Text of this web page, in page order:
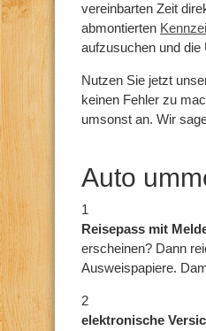
vereinbarten Zeit
abmontierten
aufzusuchen und
Nutzen Sie jetzt
keinen Fehler zu
umsonst an. Wir
Auto
1
Reisepass mit
erscheinen? Dann
Ausweispapiere.
2
elektronische